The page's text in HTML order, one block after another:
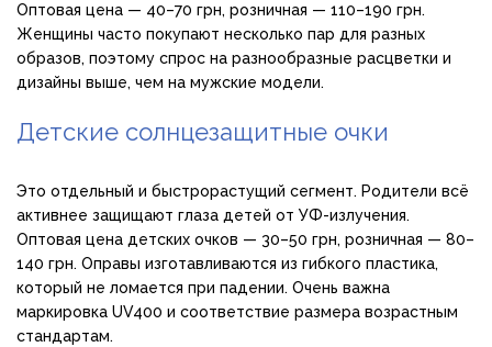
Оптовая цена — 40–70 грн, розничная — 110–190 грн.
Женщины часто покупают несколько пар для разных
образов, поэтому спрос на разнообразные расцветки и
дизайны выше, чем на мужские модели.
Детские солнцезащитные очки
Это отдельный и быстрорастущий сегмент. Родители всё
активнее защищают глаза детей от УФ-излучения.
Оптовая цена детских очков — 30–50 грн, розничная — 80–
140 грн. Оправы изготавливаются из гибкого пластика,
который не ломается при падении. Очень важна
маркировка UV400 и соответствие размера возрастным
стандартам.